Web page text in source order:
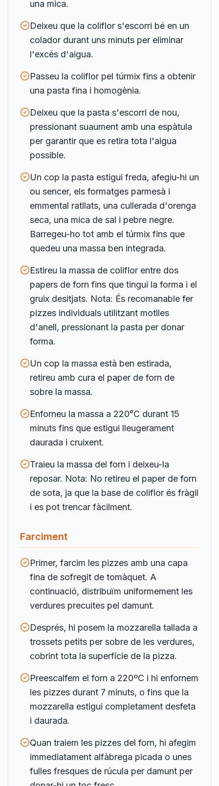
una mica.
Deixeu que la coliflor s'escorri bé en un
colador durant uns minuts per eliminar
l'excés d'aigua.
Passeu la coliflor pel túrmix fins a obtenir
una pasta fina i homogènia.
Deixeu que la pasta s'escorri de nou,
pressionant suaument amb una espàtula
per garantir que es retira tota l'aigua
possible.
Un cop la pasta estigui freda, afegiu-hi un
ou sencer, els formatges parmesà i
emmental ratllats, una cullerada d'orenga
seca, una mica de sal i pebre negre.
Barregeu-ho tot amb el túrmix fins que
quedeu una massa ben integrada.
Estireu la massa de coliflor entre dos
papers de forn fins que tingui la forma i el
gruix desitjats. Nota: És recomanable fer
pizzes individuals utilitzant motlles
d'anell, pressionant la pasta per donar
forma.
Un cop la massa està ben estirada,
retireu amb cura el paper de forn de
sobre la massa.
Enforneu la massa a 220°C durant 15
minuts fins que estigui lleugerament
daurada i cruixent.
Traieu la massa del forn i deixeu-la
reposar. Nota: No retireu el paper de forn
de sota, ja que la base de coliflor és fràgil
i es pot trencar fàcilment.
Farciment
Primer, farcim les pizzes amb una capa
fina de sofregit de tomàquet. A
continuació, distribuïm uniformement les
verdures precuites pel damunt.
Després, hi posem la mozzarella tallada a
trossets petits per sobre de les verdures,
cobrint tota la superfície de la pizza.
Preescalfem el forn a 220ºC i hi enfornem
les pizzes durant 7 minuts, o fins que la
mozzarella estigui completament desfeta
i daurada.
Quan traiem les pizzes del forn, hi afegim
immediatament alfàbrega picada o unes
fulles fresques de rúcula per damunt per